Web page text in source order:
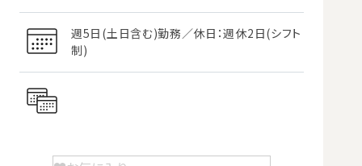
週5日(土日含む)勤務／休日：週休2日(シフト
制)